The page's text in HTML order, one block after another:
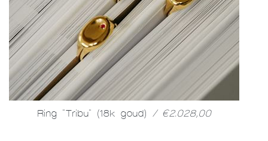
Ring "Tribu" (18k goud) / €2.028,00